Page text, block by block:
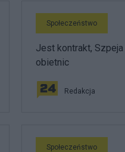
Społeczeństwo
Jest kontrakt,
obietnic
Redakcja
Społeczeństwo